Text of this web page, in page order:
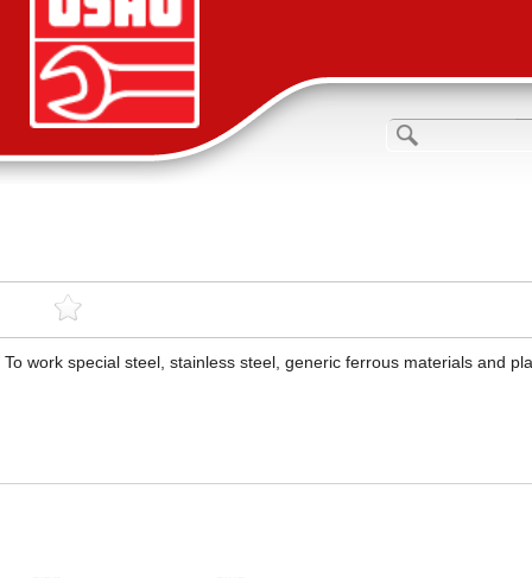
To work special steel, stainless steel, generic ferrous materials and